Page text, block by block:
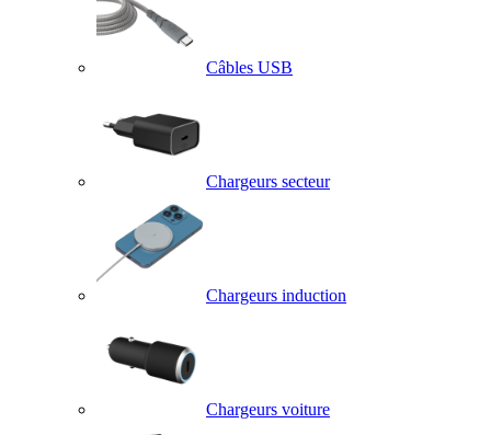
Câbles USB
Chargeurs secteur
Chargeurs induction
Chargeurs voiture